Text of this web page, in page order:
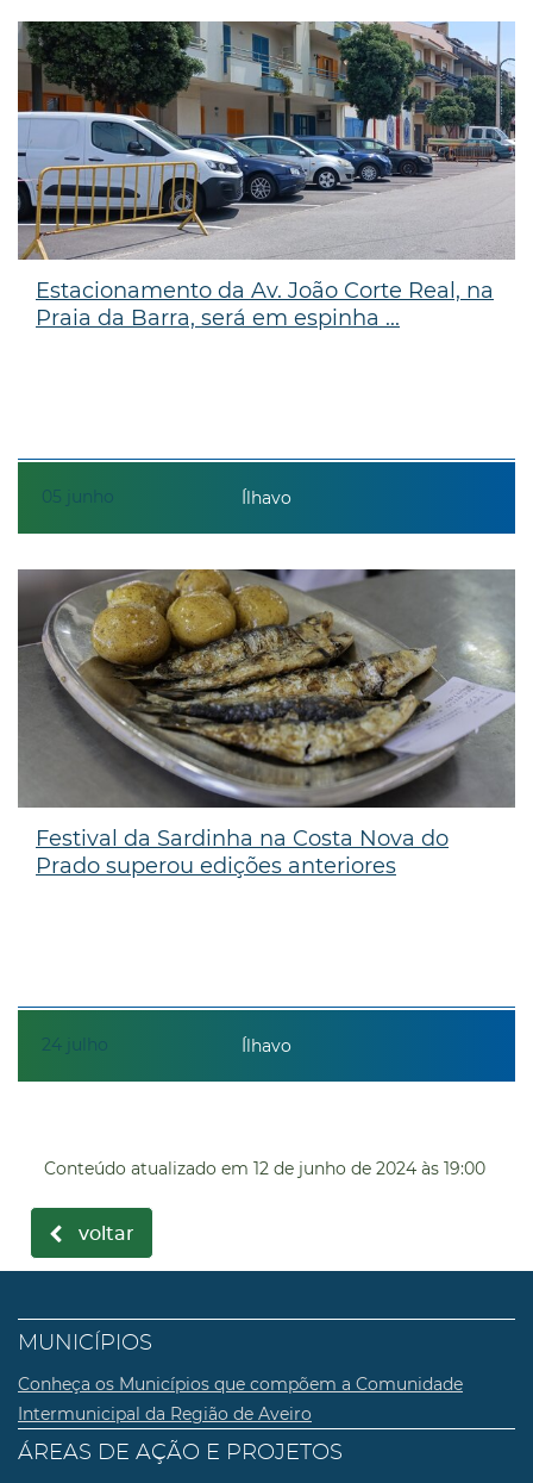
05 junho
Estacionamento da Av. João Corte Real, na
Praia da Barra, será em espinha ...
Ílhavo
24 julho
Festival da Sardinha na Costa Nova do
Prado superou edições anteriores
Ílhavo
Conteúdo atualizado em 12 de junho de 2024 às 19:00
voltar
MUNICÍPIOS
Conheça os Municípios que compõem a Comunidade
Intermunicipal da Região de Aveiro
ÁREAS DE AÇÃO E PROJETOS